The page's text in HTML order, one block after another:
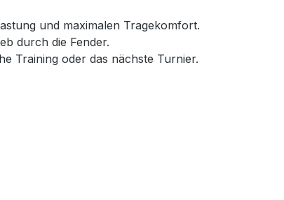
und maximalen Tragekomfort.
durch die Fender.
Training oder das nächste Turnier.